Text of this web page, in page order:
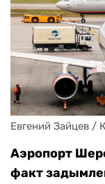
Евгений Зайцев /
Аэропорт
факт